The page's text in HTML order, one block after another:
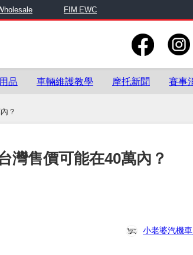
FIM EWC
品 車輛維護教學 摩托新聞 賽事
？
灣售價可能在40萬內？
小老婆汽機